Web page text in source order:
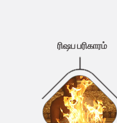
ரிஷப பரிகாரம்